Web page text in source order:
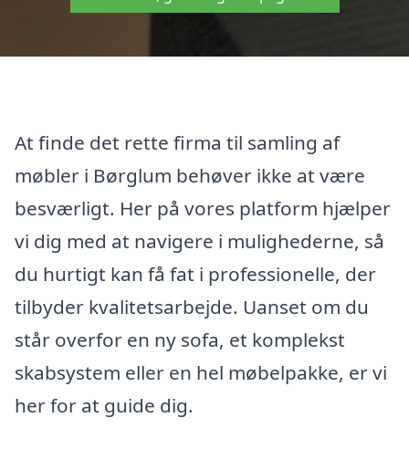
At finde det rette firma til samling af
møbler i Børglum behøver ikke at være
besværligt. Her på vores platform hjælper
vi dig med at navigere i mulighederne, så
du hurtigt kan få fat i professionelle, der
tilbyder kvalitetsarbejde. Uanset om du
står overfor en ny sofa, et komplekst
skabsystem eller en hel møbelpakke, er vi
her for at guide dig.